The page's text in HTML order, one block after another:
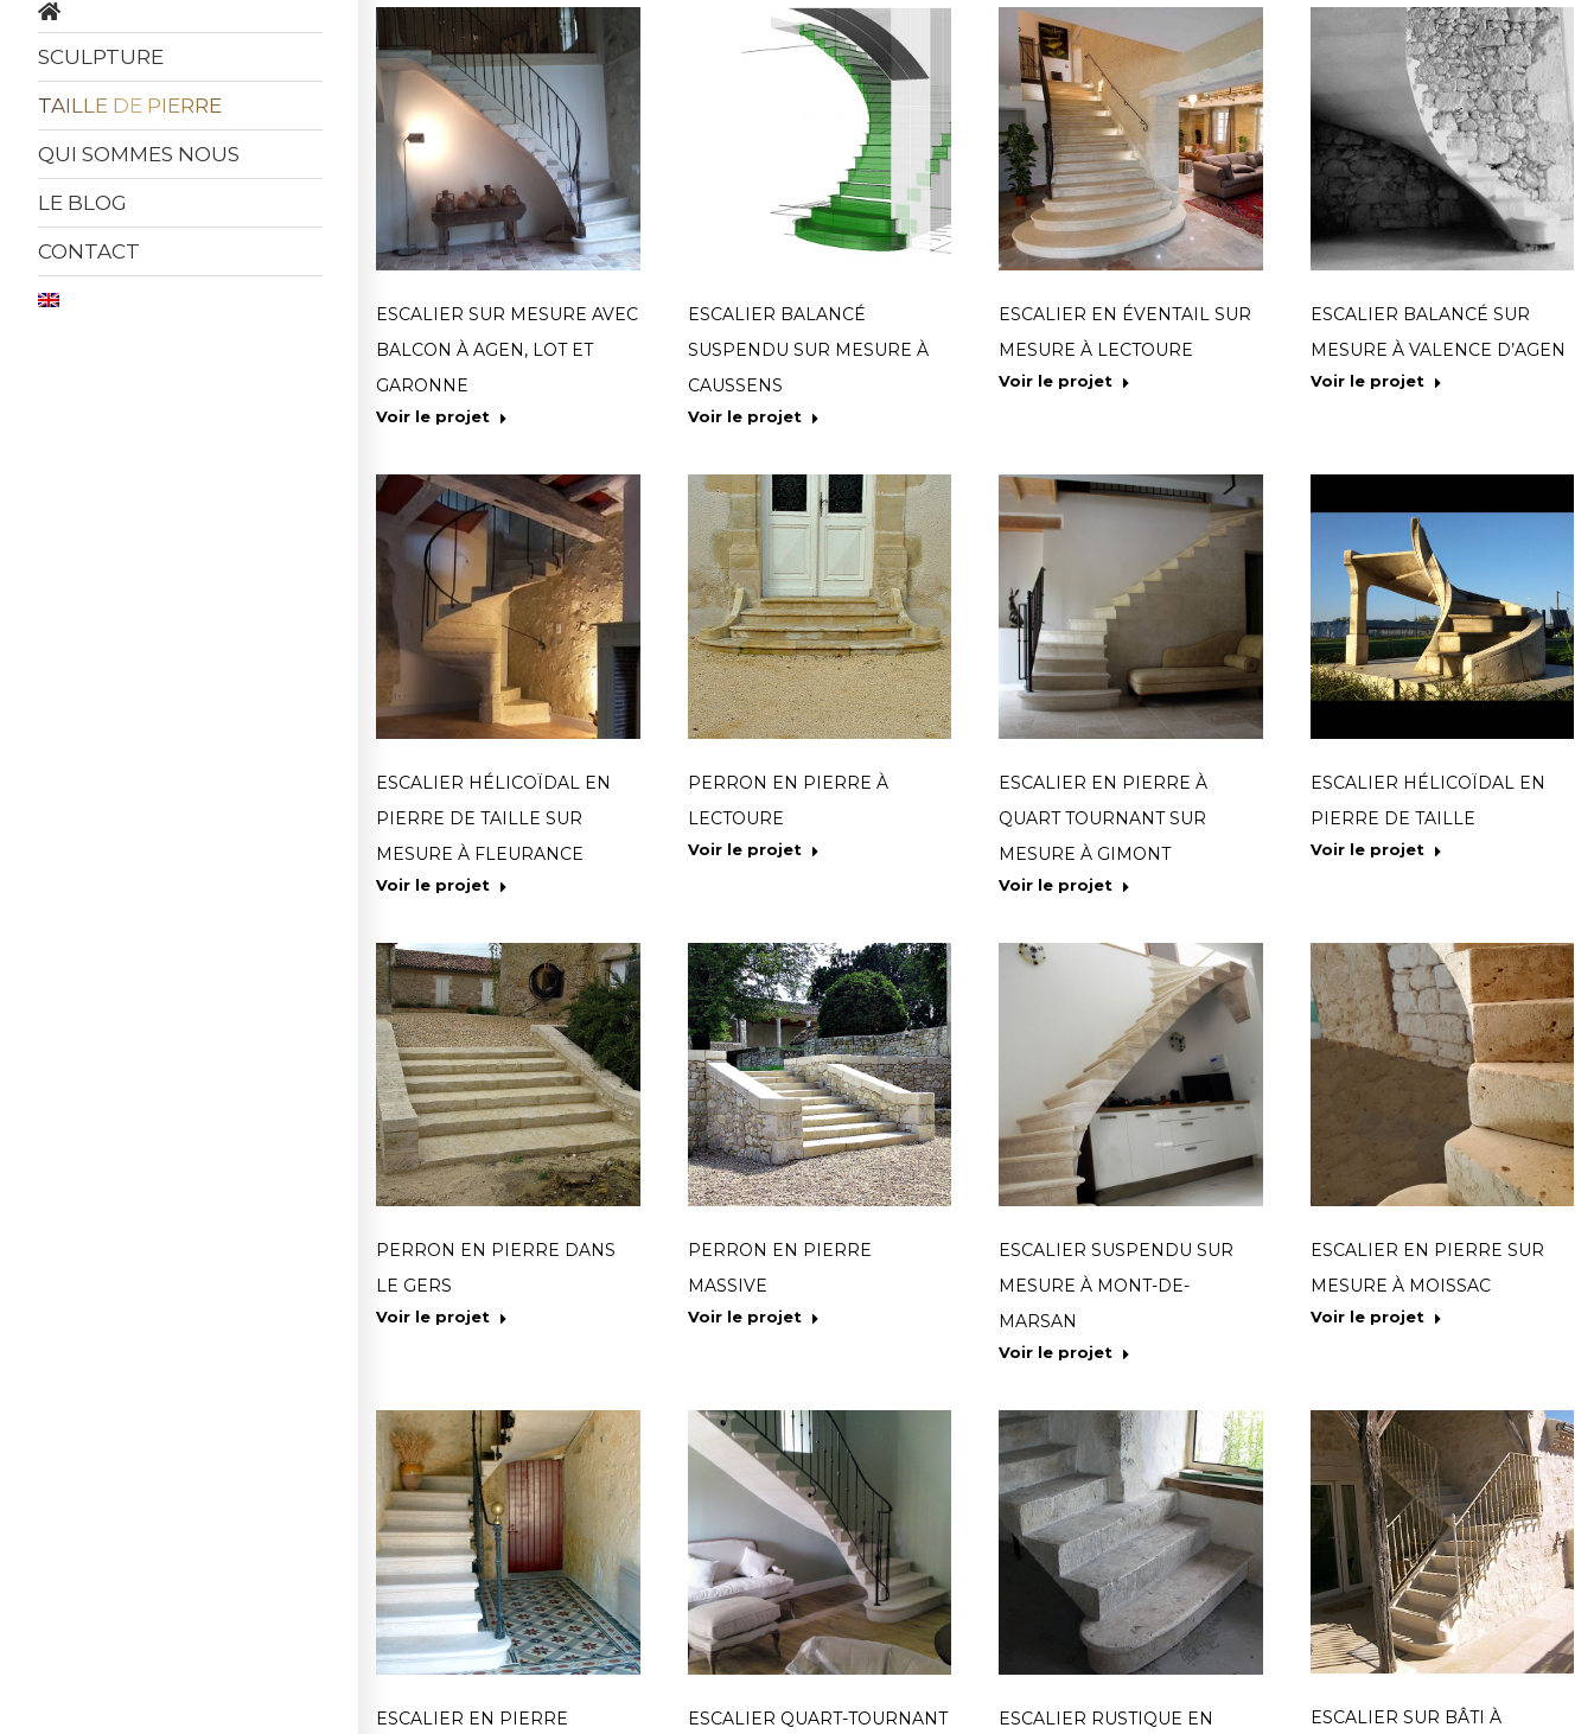
SCULPTURE
TAILLE DE PIERRE
QUI SOMMES NOUS
LE BLOG
CONTACT
ESCALIER SUR MESURE AVEC
BALCON À AGEN, LOT ET
GARONNE
Voir le projet
ESCALIER BALANCÉ
SUSPENDU SUR MESURE À
CAUSSENS
Voir le projet
ESCALIER EN ÉVENTAIL SUR
MESURE À LECTOURE
Voir le projet
ESCALIER BALANCÉ SUR
MESURE À VALENCE D’AGEN
Voir le projet
ESCALIER HÉLICOÏDAL EN
PIERRE DE TAILLE SUR
MESURE À FLEURANCE
Voir le projet
PERRON EN PIERRE À
LECTOURE
Voir le projet
ESCALIER EN PIERRE À
QUART TOURNANT SUR
MESURE À GIMONT
Voir le projet
ESCALIER HÉLICOÏDAL EN
PIERRE DE TAILLE
Voir le projet
PERRON EN PIERRE DANS
LE GERS
Voir le projet
PERRON EN PIERRE
MASSIVE
Voir le projet
ESCALIER SUSPENDU SUR
MESURE À MONT-DE-
MARSAN
Voir le projet
ESCALIER EN PIERRE SUR
MESURE À MOISSAC
Voir le projet
ESCALIER EN PIERRE ESCALIER QUART-TOURNANT ESCALIER RUSTIQUE EN ESCALIER SUR BÂTI À